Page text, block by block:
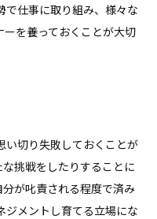
で仕事に取り組み、様々な
を養っておくことが大切
い切り失敗しておくことが
挑戦をしたりすることに
が叱責される程度で済み
ジメントし育てる立場にな